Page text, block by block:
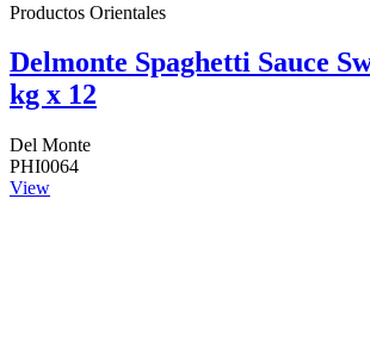
Productos Orientales
Delmonte Spaghetti Sauce
kg x 12
Del Monte
PHI0064
View